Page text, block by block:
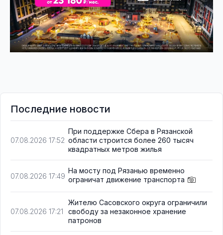
Последние новости
07.08.2026 17:52
При поддержке Сбера в Рязанской
области строится более 260 тысяч
квадратных метров жилья
07.08.2026 17:49
На мосту под Рязанью временно
ограничат движение транспорта
07.08.2026 17:21
Жителю Сасовского округа ограничили
свободу за незаконное хранение
патронов